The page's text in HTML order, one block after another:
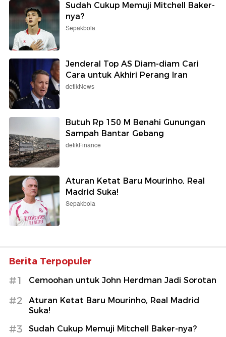
Sudah Cukup Memuji Mitchell Baker-
nya?
Sepakbola
Jenderal Top AS Diam-diam Cari
Cara untuk Akhiri Perang Iran
detikNews
Butuh Rp 150 M Benahi Gunungan
Sampah Bantar Gebang
detikFinance
Aturan Ketat Baru Mourinho, Real
Madrid Suka!
Sepakbola
Berita Terpopuler
#1 Cemoohan untuk John Herdman Jadi Sorotan
#2
Aturan Ketat Baru Mourinho, Real Madrid
Suka!
#3 Sudah Cukup Memuji Mitchell Baker-nya?